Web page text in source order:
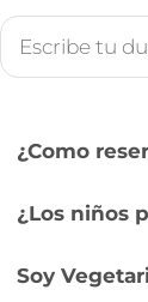
¿Como
¿Los niños
Soy